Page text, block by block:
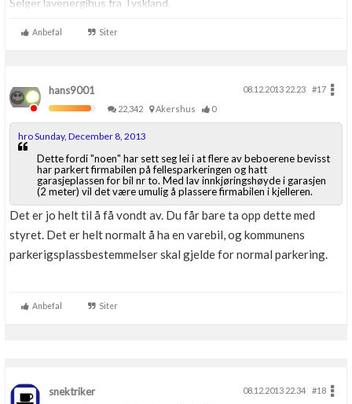
Selger lavenergihus fra Tyskland.
Anbefal Siter
hans9001 08.12.2013 22.23
#17
22,342
Akershus 0
hro Sunday, December 8, 2013
Dette fordi "noen" har sett seg lei i at flere av beboerene bevisst
har parkert firmabilen på fellesparkeringen og hatt
garasjeplassen for bil nr to. Med lav innkjøringshøyde i garasjen
(2 meter) vil det være umulig å plassere firmabilen i kjelleren.
Det er jo helt til å få vondt av. Du får bare ta opp dette med
styret. Det er helt normalt å ha en varebil, og kommunens
parkerigsplassbestemmelser skal gjelde for normal parkering.
Anbefal Siter
snektriker 08.12.2013 22.34
#18